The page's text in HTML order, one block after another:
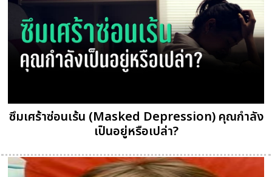
ซึมเศร้าซ่อนเร้น (Masked Depression) คุณกำลัง
เป็นอยู่หรือเปล่า?